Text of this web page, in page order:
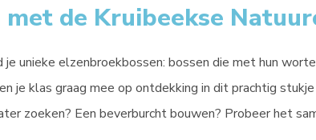
de Kruibeekse
je unieke elzenbroekbossen: bossen die met hun
je klas graag mee op ontdekking in dit prachtig
zoeken? Een beverburcht bouwen? Probeer het